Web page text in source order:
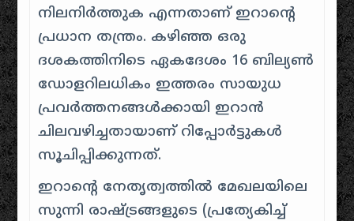
നിലനിർത്തുക എന്നതാണ് ഇറാന്റെ
പ്രധാന തന്ത്രം. കഴിഞ്ഞ ഒരു
ദശകത്തിനിടെ ഏകദേശം 16 ബില്യൺ
ഡോളറിലധികം ഇത്തരം സായുധ
പ്രവർത്തനങ്ങൾക്കായി ഇറാൻ
ചിലവഴിച്ചതായാണ് റിപ്പോർട്ടുകൾ
സൂചിപ്പിക്കുന്നത്.
ഇറാൻ്റെ നേതൃത്വത്തിൽ മേഖലയിലെ
സുന്നി രാഷ്ട്രങ്ങളുടെ (പ്രത്യേകിച്ച്